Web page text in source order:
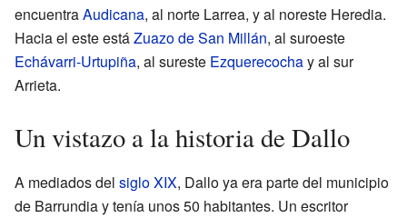
encuentraAudicana, al norte Larrea, y al noreste Heredia.
Hacia el este estáZuazo de San Millán, al suroeste
Echávarri-Urtupiña, al sureste Ezquerecochay al sur
Arrieta.
Un vistazo a la historia de Dallo
A mediados del siglo XIX, Dallo ya era parte del municipio
de Barrundia y tenía unos 50 habitantes. Un escritor